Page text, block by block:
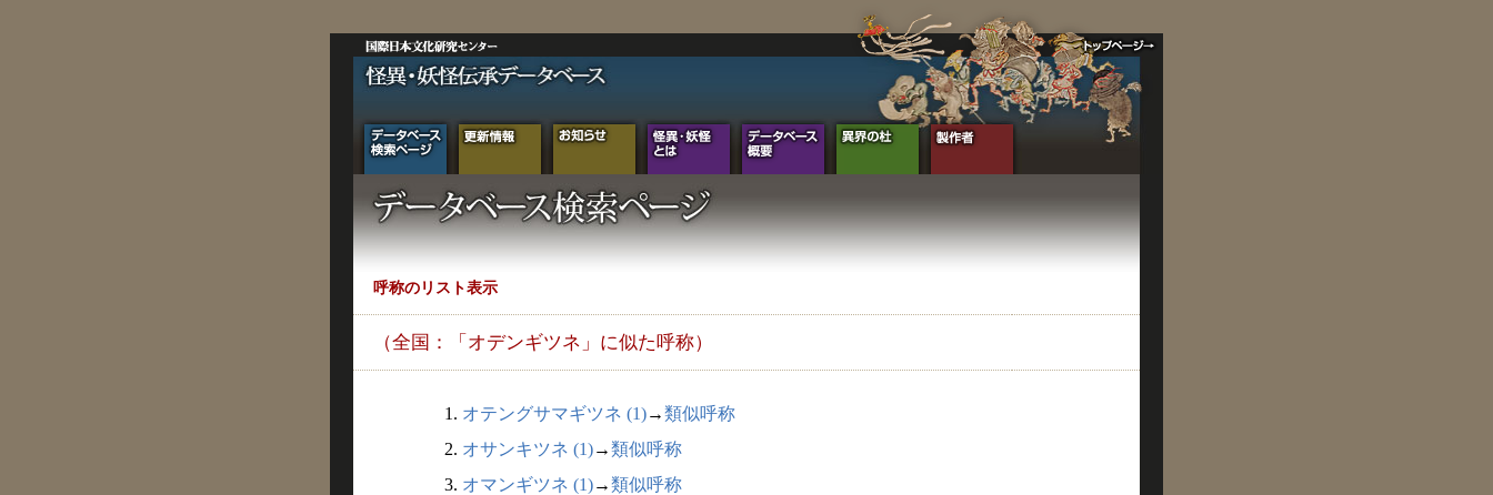
呼称のリスト表示
（全国：「オデンギツネ」に似た呼称）
1. オテングサマギツネ (1)→類似呼称
2. オサンキツネ (1)→類似呼称
3. オマンギツネ (1)→類似呼称